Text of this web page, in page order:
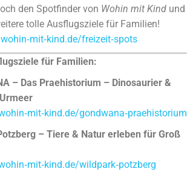
den Spotfinder von Wohin mit Kind und
tolle Ausflugsziele für Familien!
freizeit‑spots
für Familien:
– Das Praehistorium – Dinosaurier &
gondwana‑praehistorium
– Tiere & Natur erleben für Groß
wildpark‑potzberg